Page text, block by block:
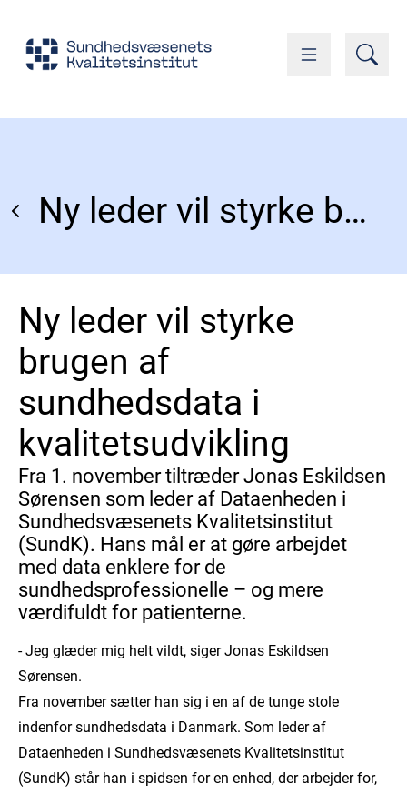
Ny leder vil styrke brugen af sundhedsdata i kvalitetsudvikling
Ny leder vil styrke
brugen af
sundhedsdata i
kvalitetsudvikling
Fra 1. november tiltræder Jonas Eskildsen
Sørensen som leder af Dataenheden i
Sundhedsvæsenets Kvalitetsinstitut
(SundK). Hans mål er at gøre arbejdet
med data enklere for de
sundhedsprofessionelle – og mere
værdifuldt for patienterne.
- Jeg glæder mig helt vildt, siger Jonas Eskildsen
Sørensen.
Fra november sætter han sig i en af de tunge stole
indenfor sundhedsdata i Danmark. Som leder af
Dataenheden i Sundhedsvæsenets Kvalitetsinstitut
(SundK) står han i spidsen for en enhed, der arbejder for,